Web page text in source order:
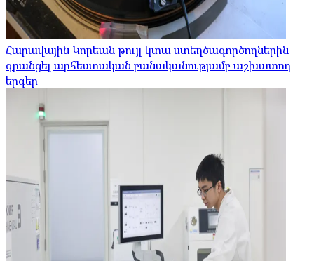
Հարավային Կորեան թույլ կտա ստեղծագործողներին
գրանցել արհեստական ​​բանականությամբ աշխատող
երգեր